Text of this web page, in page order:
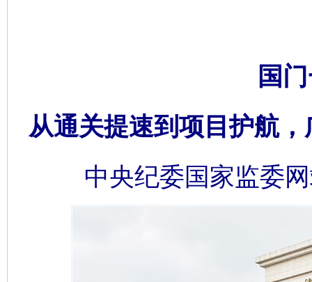
国
从通关提速到项目护航
中央纪委国家监委